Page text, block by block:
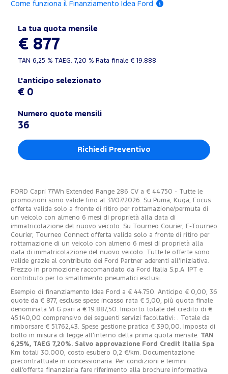
Come funziona il Finanziamento Idea Ford
La tua quota mensile
€ 877
TAN 6,25 % TAEG. 7,20 % Rata finale € 19.888
L'anticipo selezionato
€ 0
Numero quote mensili
36
Richiedi Preventivo
FORD Capri 77Wh Extended Range 286 CV a € 44.750 - Tutte le
promozioni sono valide fino al 31/07/2026. Su Puma, Kuga, Focus
offerta valida solo a fronte di ritiro per rottamazione/permuta di
un veicolo con almeno 6 mesi di proprietà alla data di
immatricolazione del nuovo veicolo. Su Tourneo Courier, E-Tourneo
Courier, Tourneo Connect offerta valida solo a fronte di ritiro per
rottamazione di un veicolo con almeno 6 mesi di proprietà alla
data di immatricolazione del nuovo veicolo. Tutte le offerte sono
valide grazie al contributo dei Ford Partner aderenti all’iniziativa.
Prezzo in promozione raccomandato da Ford Italia S.p.A. IPT e
contributo per lo smaltimento pneumatici esclusi.
Esempio di finanziamento Idea Ford a € 44.750. Anticipo € 0,00, 36
quote da € 877, escluse spese incasso rata € 5,00, più quota finale
denominata VFG pari a € 19.887,50. Importo totale del credito di €
45.140,00 comprensivo dei seguenti servizi facoltativi: . Totale da
rimborsare € 51.762,43. Spese gestione pratica € 390,00. Imposta di
bollo in misura di legge all'interno della prima quota mensile. TAN
6,25%, TAEG 7,20%. Salvo approvazione Ford Credit Italia Spa
Km totali 30.000, costo esubero 0,2 €/km. Documentazione
precontrattuale in concessionaria. Per condizioni e termini
dell’offerta finanziaria fare riferimento alla brochure informativa